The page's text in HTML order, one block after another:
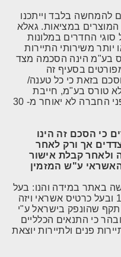
להמחשה בלבד וייתכנו
המוצרים במציאות. גאלא
משירותי התיירות
בע"מ הינה הסכמה מצד
בסעיף זה
בזאת כי כל טענה/
טורס בע"מ, חייבת
להיות מובאת בכתב / טלפונית לפני החברה לא יאוחר מ- 30
כי הסכם זה הינו
אך ורק לאחר
ולאחר קבלת אישור
באתר במידה והנו: בעל
תעודת זהות ישראלית, מעל גיל 18 ובעל כרטיס אשראי ויזה
תקף שהונפק בישראל ע"י
כי התנאים הכלליים
פנים ולתיירות יוצאת